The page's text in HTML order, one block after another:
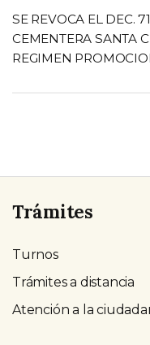
SE REVOCA EL DEC.
CEMENTERA SANTA
REGIMEN
Trámites
Turnos
Trámites a distancia
Atención a la